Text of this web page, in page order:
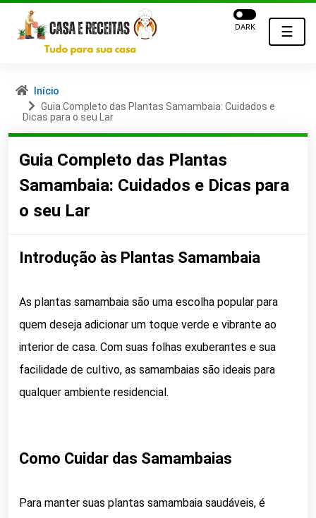
☰
DARK
Início
Guia Completo das Plantas Samambaia: Cuidados e
Dicas para o seu Lar
Guia Completo das Plantas
Samambaia: Cuidados e Dicas para
o seu Lar
Introdução às Plantas Samambaia
As plantas samambaia são uma escolha popular para
quem deseja adicionar um toque verde e vibrante ao
interior de casa. Com suas folhas exuberantes e sua
facilidade de cultivo, as samambaias são ideais para
qualquer ambiente residencial.
Como Cuidar das Samambaias
Para manter suas plantas samambaia saudáveis, é